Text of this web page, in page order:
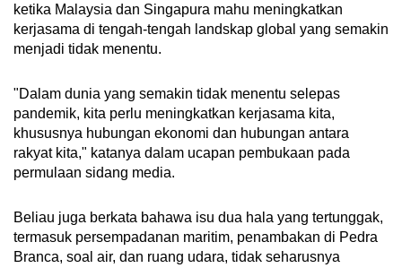
ketika Malaysia dan Singapura mahu meningkatkan
kerjasama di tengah-tengah landskap global yang semakin
menjadi tidak menentu.
"Dalam dunia yang semakin tidak menentu selepas
pandemik, kita perlu meningkatkan kerjasama kita,
khususnya hubungan ekonomi dan hubungan antara
rakyat kita," katanya dalam ucapan pembukaan pada
permulaan sidang media.
Beliau juga berkata bahawa isu dua hala yang tertunggak,
termasuk persempadanan maritim, penambakan di Pedra
Branca, soal air, dan ruang udara, tidak seharusnya